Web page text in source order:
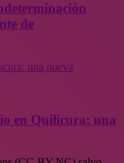
de
una nueva
en Quilicura: una